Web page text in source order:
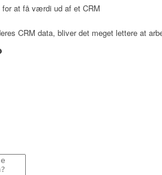
for at få værdi ud af et CRM
CRM data, bliver det meget lettere at